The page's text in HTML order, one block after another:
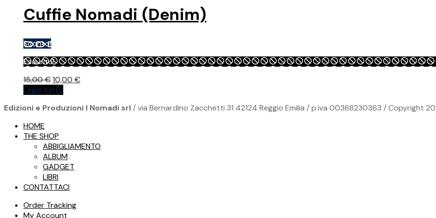
prodotto
Cuffie Nomadi (Denim)
Sconto!
Esaurito!
15,00€Il
prezzo
era:
10,00 €Il
è:
Leggi tutto
Edizioni e Produzioni I Nomadi srl / via Bernardino Zacchetti 31 42124 Reggio Emilia / p.iva 00368230363 / Copyright
HOME
THE SHOP
ABBIGLIAMENTO
ALBUM
GADGET
LIBRI
CONTATTACI
Order Tracking
My Account